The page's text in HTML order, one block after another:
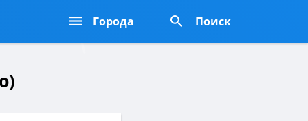
Города Поиск